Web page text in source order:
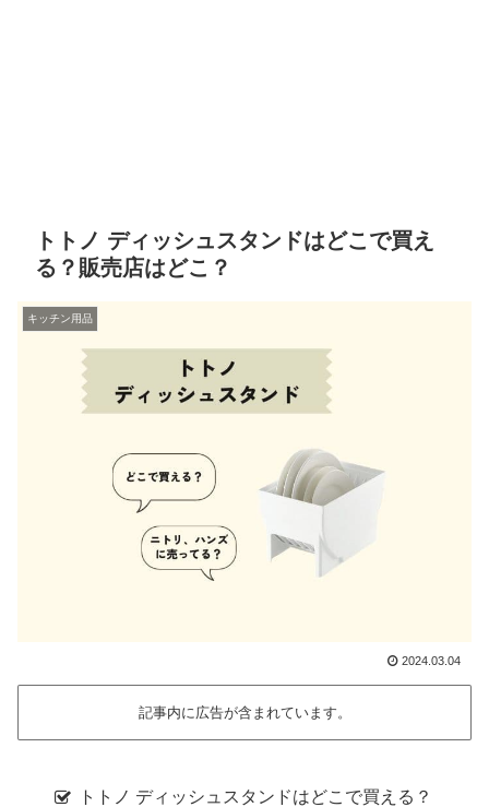
トトノ ディッシュスタンドはどこで買え
る？販売店はどこ？
キッチン用品
2024.03.04
記事内に広告が含まれています。
トトノ ディッシュスタンドはどこで買える？